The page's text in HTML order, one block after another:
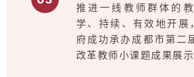
推进一线教师群体的
学、持续、有效地开展
府成功承办成都市第二
改革教师小课题成果展示